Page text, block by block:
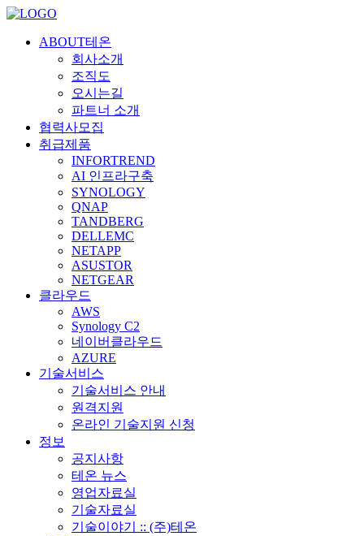
ABOUT테온
회사소개
조직도
오시는길
파트너 소개
협력사모집
취급제품
INFORTREND
AI 인프라구축
SYNOLOGY
QNAP
TANDBERG
DELLEMC
NETAPP
ASUSTOR
NETGEAR
클라우드
AWS
Synology C2
네이버클라우드
AZURE
기술서비스
기술서비스 안내
원격지원
온라인 기술지원 신청
정보
공지사항
테온 뉴스
영업자료실
기술자료실
기술이야기 :: (주)테온